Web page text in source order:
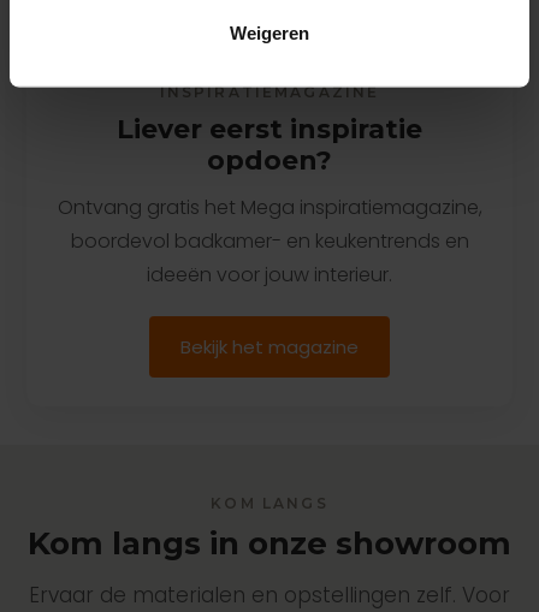
Weigeren
INSPIRATIEMAGAZINE
Liever eerst inspiratie
opdoen?
Ontvang gratis het Mega inspiratiemagazine,
boordevol badkamer- en keukentrends en
ideeën voor jouw interieur.
Bekijk het magazine
KOM LANGS
Kom langs in onze showroom
Ervaar de materialen en opstellingen zelf. Voor